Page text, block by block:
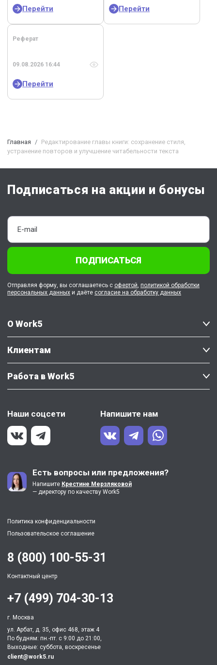
Перейти Перейти
Реферат
09.08.2026 16:44
Перейти
Главная
Редактирование главы книги: сохранение стиля,
устранение повторов и улучшение читабельности текста
О Work5
Клиентам
Работа в Work5
Наши соцсети Напишите нам
Есть вопросы или предложения?
Напишите Крестине Мерзляковой
— директору по качеству Work5
Политика конфиденциальности
Пользовательское соглашение
Подписаться на акции и бонусы
ПОДПИСАТЬСЯ
Отправляя форму, вы соглашаетесь с офертой, политикой обработки
персональных данных и даёте согласие на обработку данных
8 (800) 100-55-31
Контактный центр
+7 (499) 704-30-13
г. Москва
ул. Арбат, д. 35, офис 468, этаж 4
По будням: пн.-пт. c 9:00 до 21:00,
Выходные: суббота, воскресенье
client@work5.ru